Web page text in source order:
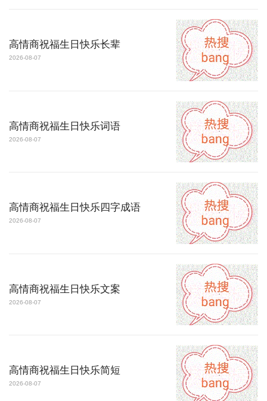
高情商祝福生日快乐长辈
2026-08-07
高情商祝福生日快乐词语
2026-08-07
高情商祝福生日快乐四字成语
2026-08-07
高情商祝福生日快乐文案
2026-08-07
高情商祝福生日快乐简短
2026-08-07